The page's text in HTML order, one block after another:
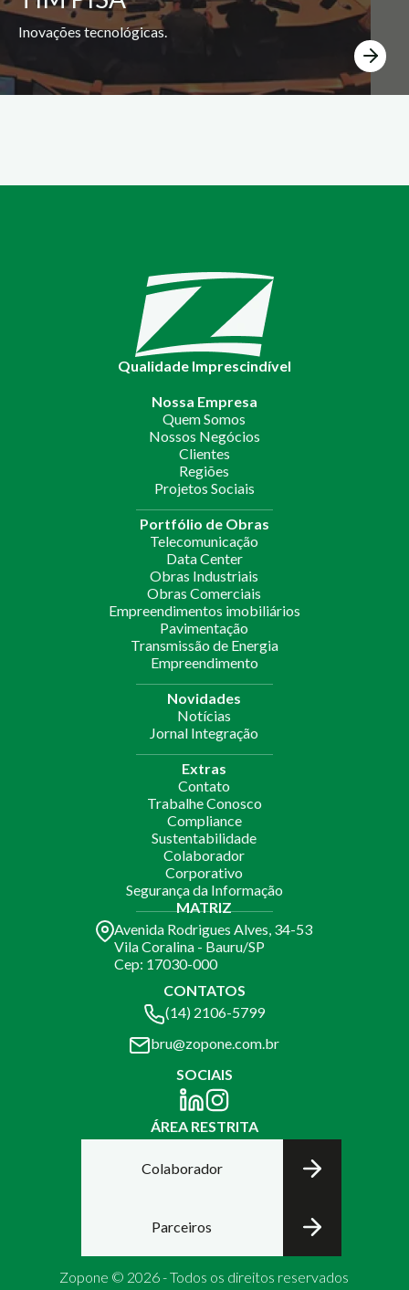
Inovações tecnológicas.
Qualidade Imprescindível
Nossa Empresa
Quem Somos
Nossos Negócios
Clientes
Regiões
Projetos Sociais
Portfólio de Obras
Telecomunicação
Data Center
Obras Industriais
Obras Comerciais
Empreendimentos imobiliários
Pavimentação
Transmissão de Energia
Empreendimento
Novidades
Notícias
Jornal Integração
Extras
Contato
Trabalhe Conosco
Compliance
Sustentabilidade
Colaborador
Corporativo
Segurança da Informação
MATRIZ
Avenida Rodrigues Alves, 34-53
Vila Coralina - Bauru/SP
Cep: 17030-000
CONTATOS
(14) 2106-5799
bru@zopone.com.br
SOCIAIS
ÁREA RESTRITA
Colaborador
Parceiros
Zopone © 2026 - Todos os direitos reservados